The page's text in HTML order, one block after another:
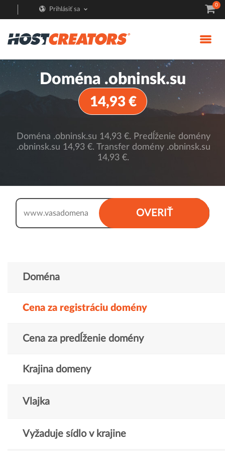
Prihlásiť sa
0
Doména .obninsk.su
14,93 €
Doména .obninsk.su 14,93 €. Predĺženie domény
.obninsk.su 14,93 €. Transfer domény .obninsk.su
14,93 €.
OVERIŤ
www.
Doména
Cena za registráciu domény
Cena za predĺženie domény
Krajina domeny
Vlajka
Vyžaduje sídlo v krajine